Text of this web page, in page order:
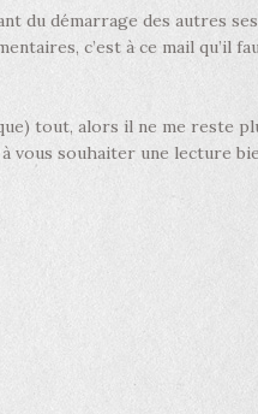
du démarrage des autres
c’est à ce mail qu’il
tout, alors il ne me reste
vous souhaiter une lecture